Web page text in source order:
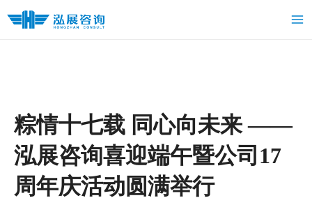
粽情十七载 同心向未来 ——
泓展咨询喜迎端午暨公司17
周年庆活动圆满举行